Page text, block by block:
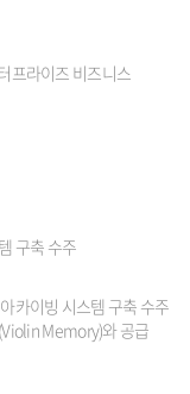
프라이즈 비즈니스
구축 수주
카이빙 시스템 구축 수주
Memory)와 공급